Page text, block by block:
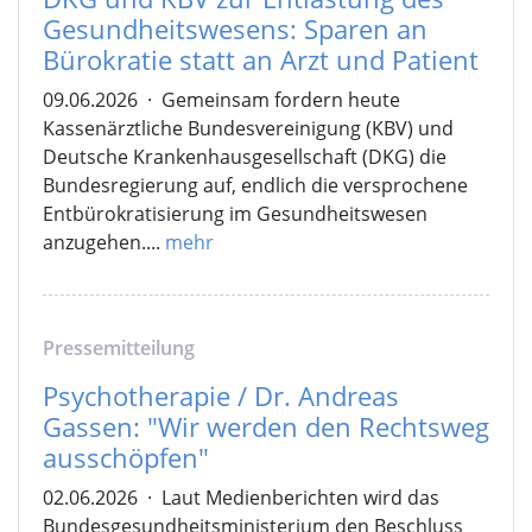
Gesundheitswesens: Sparen an
Bürokratie statt an Arzt und Patient
09.06.2026 · Gemeinsam fordern heute
Kassenärztliche Bundesvereinigung (KBV) und
Deutsche Krankenhausgesellschaft (DKG) die
Bundesregierung auf, endlich die versprochene
Entbürokratisierung im Gesundheitswesen
anzugehen.... mehr
Pressemitteilung
Psychotherapie / Dr. Andreas
Gassen: "Wir werden den Rechtsweg
ausschöpfen"
02.06.2026 · Laut Medienberichten wird das
Bundesgesundheitsministerium den Beschluss